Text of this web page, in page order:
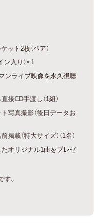
ット2枚（ペア）
ン入り）×1
ンライブ映像を永久視聴
接CD手渡し（1組）
写真撮影（後日データお
載（特大サイズ）（1名）
オリジナル1曲をプレゼ
。